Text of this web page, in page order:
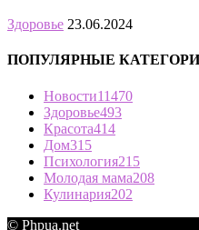
Здоровье 23.06.2024
ПОПУЛЯРНЫЕ
Новости11470
Здоровье493
Красота414
Дом315
Психология215
Молодая мама208
Кулинария202
© Phpua.net